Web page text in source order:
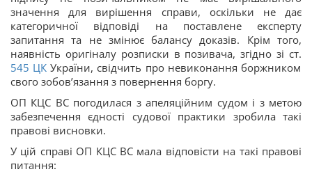
значення для вирішення справи, оскільки не дає
категоричної відповіді на поставлене експерту
запитання та не змінює балансу доказів. Крім того,
наявність оригіналу розписки в позивача, згідно зі ст.
545 ЦК України, свідчить про невиконання боржником
свого зобов’язання з повернення боргу.
ОП КЦС ВС погодилася з апеляційним судом і з метою
забезпечення єдності судової практики зробила такі
правові висновки.
У цій справі ОП КЦС ВС мала відповісти на такі правові
питання: